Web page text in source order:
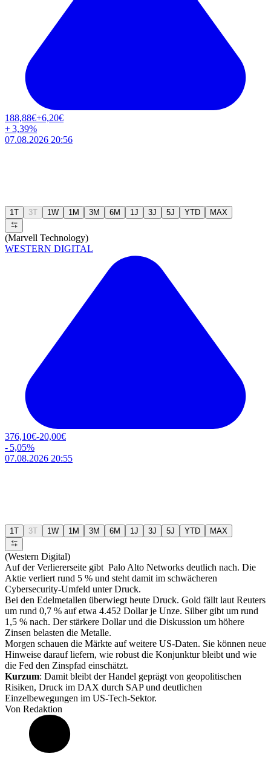
188,88€+6,20€
+3,39%
07.08.2026 20:56
1T 3T 1W 1M 3M 6M 1J 3J 5J YTD MAX
(Marvell Technology)
WESTERN DIGITAL
376,10€-20,00€
- 5,05%
07.08.2026 20:55
1T 3T 1W 1M 3M 6M 1J 3J 5J YTD MAX
(Western Digital)
Auf der Verliererseite gibt Palo Alto Networks deutlich nach. Die
Aktie verliert rund 5 % und steht damit im schwächeren
Cybersecurity-Umfeld unter Druck.
Bei den Edelmetallen überwiegt heute Druck. Gold fällt laut Reuters
um rund 0,7 % auf etwa 4.452 Dollar je Unze. Silber gibt um rund
1,5 % nach. Der stärkere Dollar und die Diskussion um höhere
Zinsen belasten die Metalle.
Morgen schauen die Märkte auf weitere US-Daten. Sie können neue
Hinweise darauf liefern, wie robust die Konjunktur bleibt und wie
die Fed den Zinspfad einschätzt.
Kurzum: Damit bleibt der Handel geprägt von geopolitischen
Risiken, Druck im DAX durch SAP und deutlichen
Einzelbewegungen im US-Tech-Sektor.
Von Redaktion